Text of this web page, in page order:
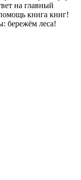
на главный
книга книг!
бережём леса!